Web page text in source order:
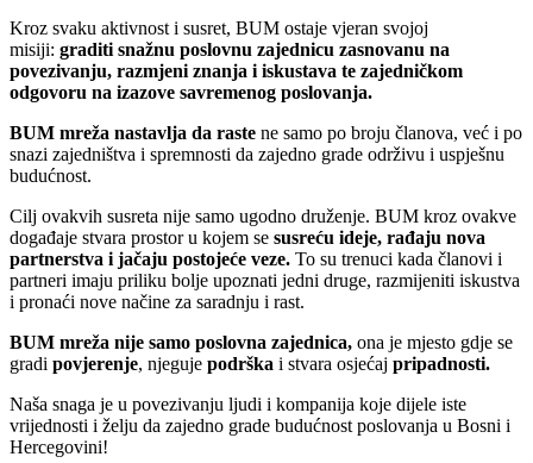
Kroz svaku aktivnost i susret, BUM ostaje vjeran svojoj
misiji: graditi snažnu poslovnu zajednicu zasnovanu na
povezivanju, razmjeni znanja i iskustava te zajedničkom
odgovoru na izazove savremenog poslovanja.
BUM mreža nastavlja da raste ne samo po broju članova, već i po
snazi zajedništva i spremnosti da zajedno grade održivu i uspješnu
budućnost.
Cilj ovakvih susreta nije samo ugodno druženje. BUM kroz ovakve
događaje stvara prostor u kojem se susreću ideje, rađaju nova
partnerstva i jačaju postojeće veze. To su trenuci kada članovi i
partneri imaju priliku bolje upoznati jedni druge, razmijeniti iskustva
i pronaći nove načine za saradnju i rast.
BUM mreža nije samo poslovna zajednica, ona je mjesto gdje se
gradi povjerenje, njeguje podrška i stvara osjećaj pripadnosti.
Naša snaga je u povezivanju ljudi i kompanija koje dijele iste
vrijednosti i želju da zajedno grade budućnost poslovanja u Bosni i
Hercegovini!